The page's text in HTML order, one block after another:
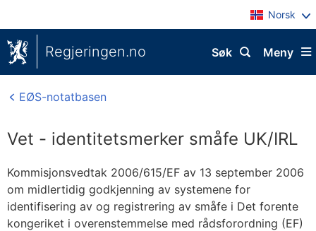
Norsk
Regjeringen.no Meny
Søk
EØS-notatbasen
Vet - identitetsmerker småfe UK/IRL
Kommisjonsvedtak 2006/615/EF av 13 september 2006
om midlertidig godkjenning av systemene for
identifisering av og registrering av småfe i Det forente
kongeriket i overenstemmelse med rådsforordning (EF)